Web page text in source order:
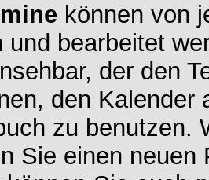
können von
und bearbeitet
der den
den
zu benutzen.
Sie einen neuen